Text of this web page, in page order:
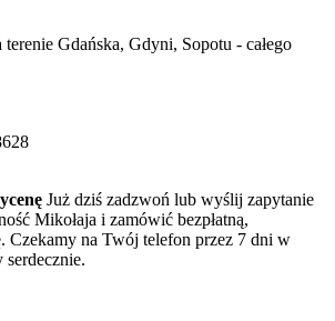
terenie Gdańska, Gdyni, Sopotu - całego
Już dziś zadzwoń lub wyślij zapytanie
Mikołaja i zamówić bezpłatną,
Czekamy na Twój telefon przez 7 dni w